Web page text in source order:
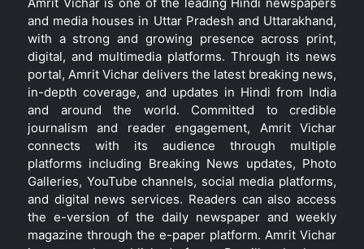
and media houses in Uttar Pradesh and Uttarakhand,
with a strong and growing presence across print,
digital, and multimedia platforms. Through its news
portal, Amrit Vichar delivers the latest breaking news,
in-depth coverage, and updates in Hindi from India
and around the world. Committed to credible
journalism and reader engagement, Amrit Vichar
connects with its audience through multiple
platforms including Breaking News updates, Photo
Galleries, YouTube channels, social media platforms,
and digital news services. Readers can also access
the e-version of the daily newspaper and weekly
magazine through the e-paper platform. Amrit Vichar